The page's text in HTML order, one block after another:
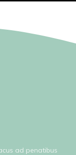
ad penatibus